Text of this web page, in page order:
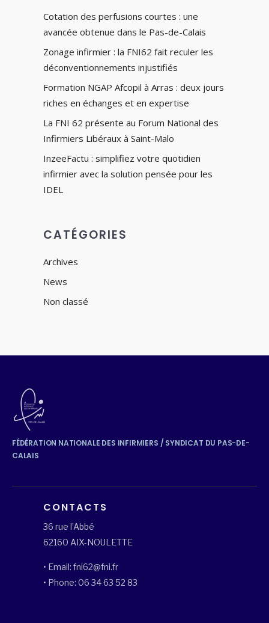
Cotation des perfusions courtes : une
avancée obtenue dans le Pas-de-Calais
Zonage infirmier : la FNI62 fait reculer les
déconventionnements injustifiés
Formation NGAP Afcopil à Arras : deux jours
riches en échanges et en expertise
La FNI 62 présente au Forum National des
Infirmiers Libéraux à Saint-Malo
InzeeFactu : simplifiez votre quotidien
infirmier avec la solution pensée pour les
IDEL
CATÉGORIES
Archives
News
Non classé
FÉDÉRATION NATIONALE DES INFIRMIERS / SYNDICAT DU PAS-DE-
CALAIS
CONTACTS
36 rue l’Abbé
62160 AIX-NOULETTE
• Email: fni62@fni.fr
• Phone: 06 34 63 52 83